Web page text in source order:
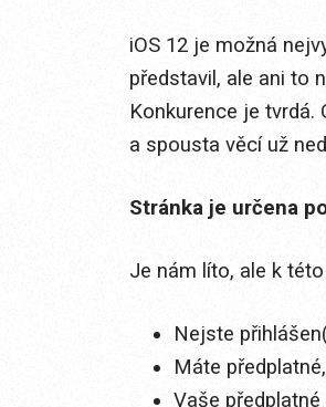
iOS 12 je možná
představil, ale ani to
Konkurence je tvrdá.
a spousta věcí už
Stránka je určena
Je nám líto, ale k
Nejste
Máte
Vaše